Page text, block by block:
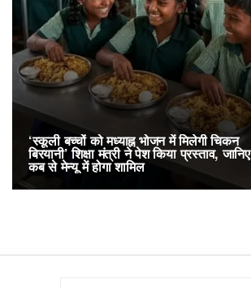
‘स्कूली बच्चों को मध्याह्न भोजन में मिलेगी चिकन
बिरयानी’ शिक्षा मंत्री ने पेश किया प्रस्ताव, जानिए
कब से मेन्यू में होगा शामिल